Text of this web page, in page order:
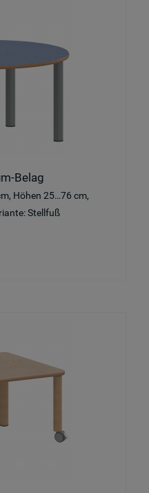
Belag
Höhen 25…76 cm,
Stellfuß